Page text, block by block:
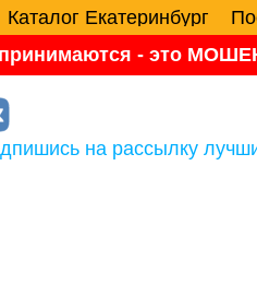
Каталог Екатеринбург
- это
на рассылку